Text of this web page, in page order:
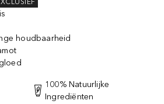
houdbaarheid
100% Natuurlijke
Ingrediënten